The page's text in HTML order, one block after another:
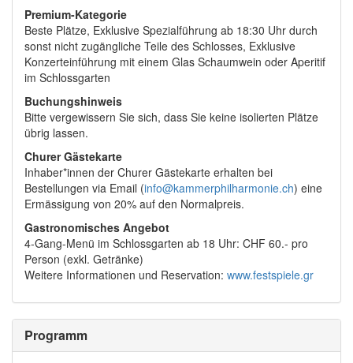
Premium-Kategorie
Beste Plätze, Exklusive Spezialführung ab 18:30 Uhr durch
sonst nicht zugängliche Teile des Schlosses, Exklusive
Konzerteinführung mit einem Glas Schaumwein oder Aperitif
im Schlossgarten
Buchungshinweis
Bitte vergewissern Sie sich, dass Sie keine isolierten Plätze
übrig lassen.
Churer Gästekarte
Inhaber*innen der Churer Gästekarte erhalten bei
Bestellungen via Email (info@kammerphilharmonie.ch) eine
Ermässigung von 20% auf den Normalpreis.
Gastronomisches Angebot
4-Gang-Menü im Schlossgarten ab 18 Uhr: CHF 60.- pro
Person (exkl. Getränke)
Weitere Informationen und Reservation: www.festspiele.gr
Programm